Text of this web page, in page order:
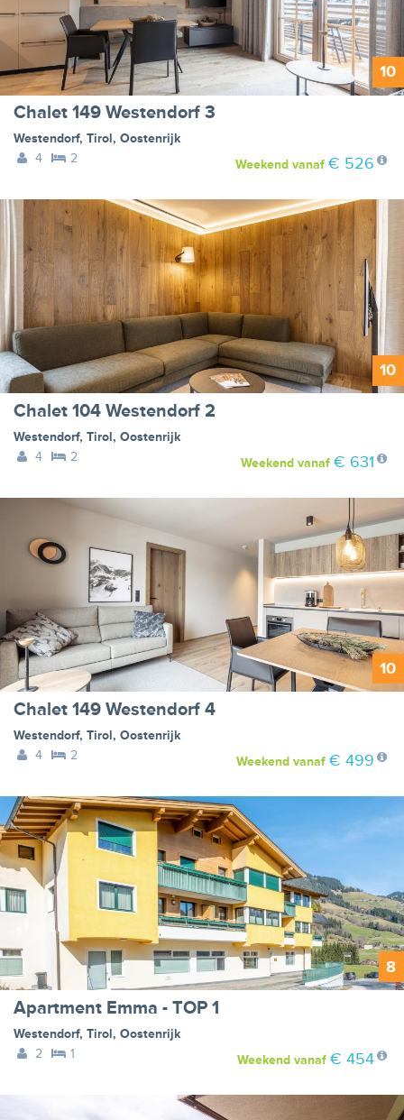
10
Chalet 149 Westendorf 3
Westendorf, Tirol, Oostenrijk
4
2 Weekendvanaf € 526
10
Chalet 104 Westendorf 2
Westendorf, Tirol, Oostenrijk
4
2 Weekendvanaf € 631
10
Chalet 149 Westendorf 4
Westendorf, Tirol, Oostenrijk
4
2 Weekendvanaf € 499
8
Apartment Emma - TOP 1
Westendorf, Tirol, Oostenrijk
2
1 Weekendvanaf € 454